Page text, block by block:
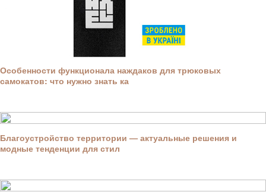
Особенности функционала наждаков для трюковых
самокатов: что нужно знать ка
Благоустройство территории — актуальные решения и
модные тенденции для стил